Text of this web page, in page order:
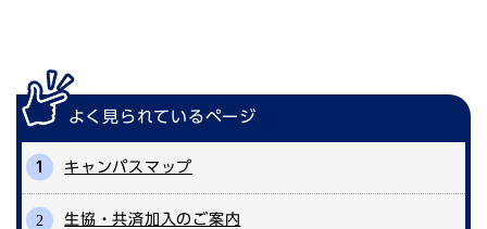
よく見られているページ
キャンパスマップ
生協・共済加入のご案内